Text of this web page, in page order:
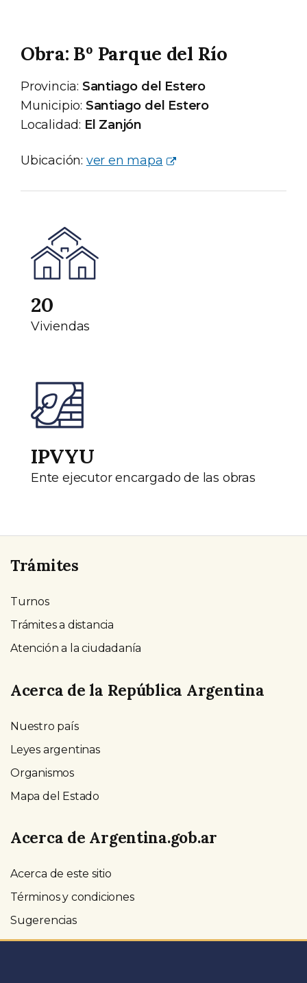
Obra: Bº Parque del Río
Provincia: Santiago del Estero
Municipio: Santiago del Estero
Localidad: El Zanjón
Ubicación: ver en mapa
20
Viviendas
IPVYU
Ente ejecutor encargado de las obras
Trámites
Turnos
Trámites a distancia
Atención a la ciudadanía
Acerca de la República Argentina
Nuestro país
Leyes argentinas
Organismos
Mapa del Estado
Acerca de Argentina.gob.ar
Acerca de este sitio
Términos y condiciones
Sugerencias